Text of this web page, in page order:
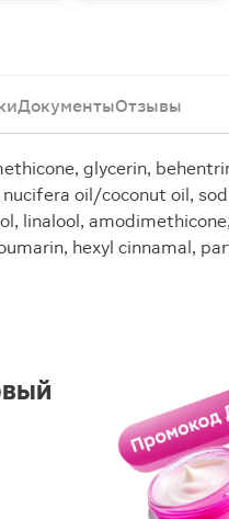
ДокументыОтзывы
glycerin,
oil/coconut oil,
linalool,
hexyl cinnamal,